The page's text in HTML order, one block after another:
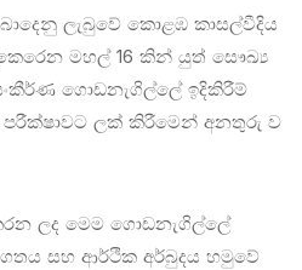
ලැබුවේ කොළඹ‍ කාසල්වීදිය
මහල් 16 කින් යුත් සෞඛ්‍ය
ගොඩනැගිල්ලේ ඉදිකිරීම්
ලක් කිරීමෙන් අනතුරු ව
ලද මෙම ගොඩනැගිල්ලේ
සහ ආර්ථික අර්බුදය හමුවේ